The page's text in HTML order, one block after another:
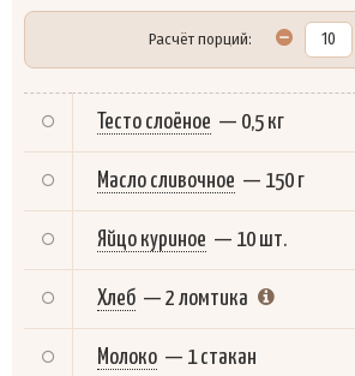
Расчёт порций:
Тесто слоёное — 0,5 кг
Масло сливочное — 150 г
Яйцо куриное — 10 шт.
Хлеб — 2 ломтика
Молоко — 1 стакан